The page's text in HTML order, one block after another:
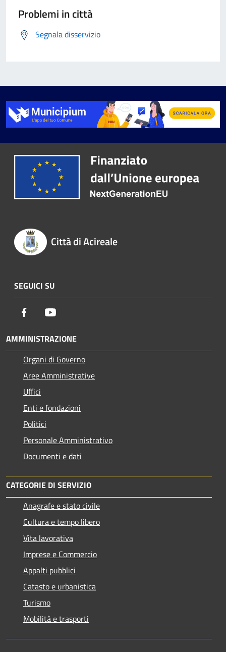
Problemi in città
Segnala disservizio
Città di Acireale
SEGUICI SU
Facebook
AMMINISTRAZIONE
Organi di Governo
Aree Amministrative
Uffici
Enti e fondazioni
Politici
Personale Amministrativo
Documenti e dati
CATEGORIE DI SERVIZIO
Anagrafe e stato civile
Cultura e tempo libero
Vita lavorativa
Imprese e Commercio
Appalti pubblici
Catasto e urbanistica
Turismo
Mobilità e trasporti